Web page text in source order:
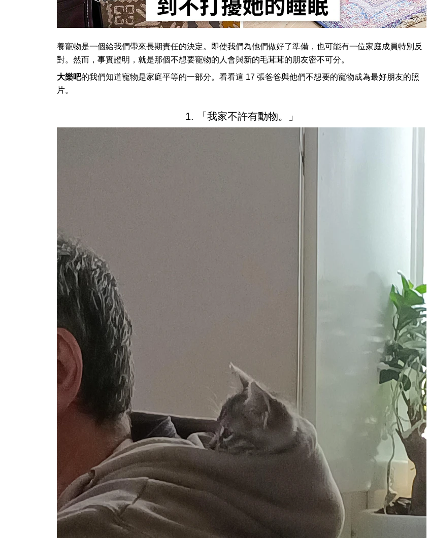
養寵物是一個給我們帶來長期責任的決定。即使我們為他們做好了準備，也可能有一位家庭成員特別反
對。然而，事實證明，就是那個不想要寵物的人會與新的毛茸茸的朋友密不可分。
大樂吧的我們知道寵物是家庭平等的一部分。看看這 17 張爸爸與他們不想要的寵物成為最好朋友的照
片。
1. 「我家不許有動物。」